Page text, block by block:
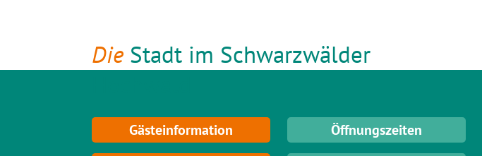
Die Stadt im Schwarzwälder
Gästeinformation
Öffnungszeiten